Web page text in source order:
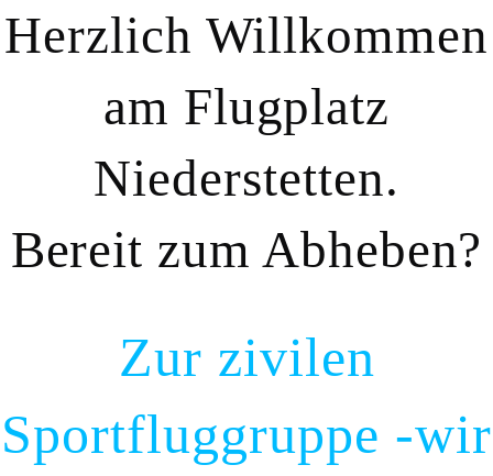
Herzlich Willkommen
am Flugplatz
Niederstetten.
Bereit zum Abheben?
Zur zivilen
Sportfluggruppe -wir